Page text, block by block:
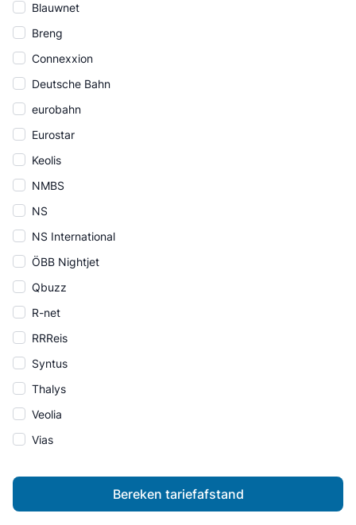
Blauwnet
Breng
Connexxion
Deutsche Bahn
eurobahn
Eurostar
Keolis
NMBS
NS
NS International
ÖBB Nightjet
Qbuzz
R-net
RRReis
Syntus
Thalys
Veolia
Vias
Bereken tariefafstand